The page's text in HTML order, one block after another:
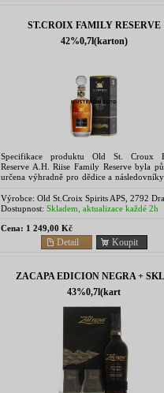
ST.CROIX FAMILY RESERVE
42%0,7l(karton)
Specifikace produktu Old St. Croux
Reserve A.H. Riise Family Reserve byla
určena výhradně pro dědice a
let při setkání...
Výrobce: Old St.Croix Spirits APS, 2792
Denmark
Dostupnost: Skladem, aktualizace každé 2h
Cena: 1 249,00 Kč
Koupit
Detail
ZACAPA EDICION NEGRA +
43%0,7l(kart